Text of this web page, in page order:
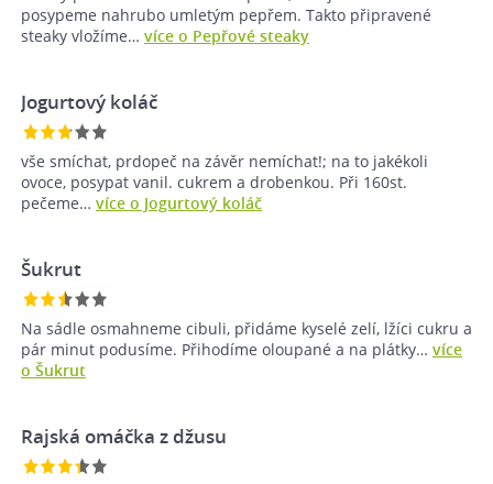
posypeme nahrubo umletým pepřem. Takto připravené
steaky vložíme… více o Pepřové steaky
Jogurtový koláč
vše smíchat, prdopeč na závěr nemíchat!; na to jakékoli
ovoce, posypat vanil. cukrem a drobenkou. Při 160st.
pečeme… více o Jogurtový koláč
Šukrut
Na sádle osmahneme cibuli, přidáme kyselé zelí, lžíci cukru a
pár minut podusíme. Přihodíme oloupané a na plátky… více
o Šukrut
Rajská omáčka z džusu